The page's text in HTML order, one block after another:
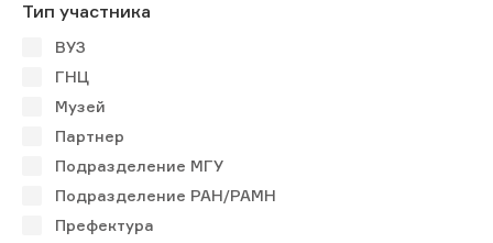
Тип участника
ВУЗ
ГНЦ
Музей
Партнер
Подразделение МГУ
Подразделение РАН/РАМН
Префектура